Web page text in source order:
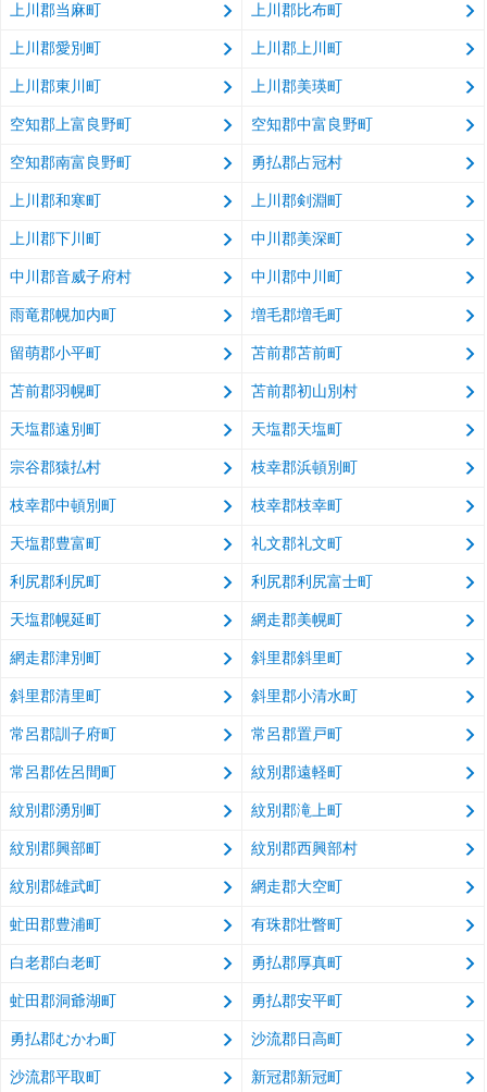
上川郡当麻町 上川郡比布町
上川郡愛別町 上川郡上川町
上川郡東川町 上川郡美瑛町
空知郡上富良野町 空知郡中富良野町
空知郡南富良野町 勇払郡占冠村
上川郡和寒町 上川郡剣淵町
上川郡下川町 中川郡美深町
中川郡音威子府村 中川郡中川町
雨竜郡幌加内町 増毛郡増毛町
留萌郡小平町 苫前郡苫前町
苫前郡羽幌町 苫前郡初山別村
天塩郡遠別町 天塩郡天塩町
宗谷郡猿払村 枝幸郡浜頓別町
枝幸郡中頓別町 枝幸郡枝幸町
天塩郡豊富町 礼文郡礼文町
利尻郡利尻町 利尻郡利尻富士町
天塩郡幌延町 網走郡美幌町
網走郡津別町 斜里郡斜里町
斜里郡清里町 斜里郡小清水町
常呂郡訓子府町 常呂郡置戸町
常呂郡佐呂間町 紋別郡遠軽町
紋別郡湧別町 紋別郡滝上町
紋別郡興部町 紋別郡西興部村
紋別郡雄武町 網走郡大空町
虻田郡豊浦町 有珠郡壮瞥町
白老郡白老町 勇払郡厚真町
虻田郡洞爺湖町 勇払郡安平町
勇払郡むかわ町 沙流郡日高町
沙流郡平取町 新冠郡新冠町